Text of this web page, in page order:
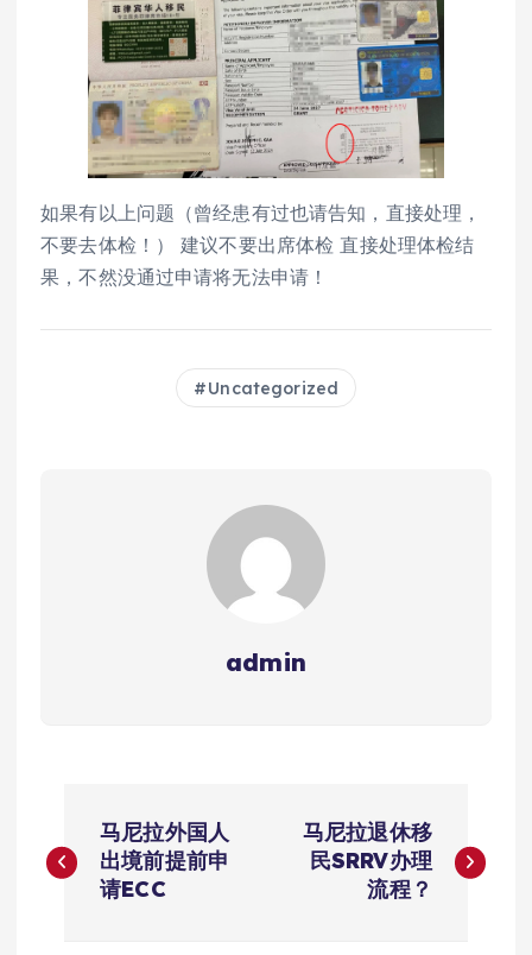
如果有以上问题（曾经患有过也请告知，直接处理，
不要去体检！） 建议不要出席体检 直接处理体检结
果，不然没通过申请将无法申请！
Uncategorized
admin
章
马尼拉外国人
出境前提前申
请ECC
马尼拉退休移
民SRRV办理
流程？